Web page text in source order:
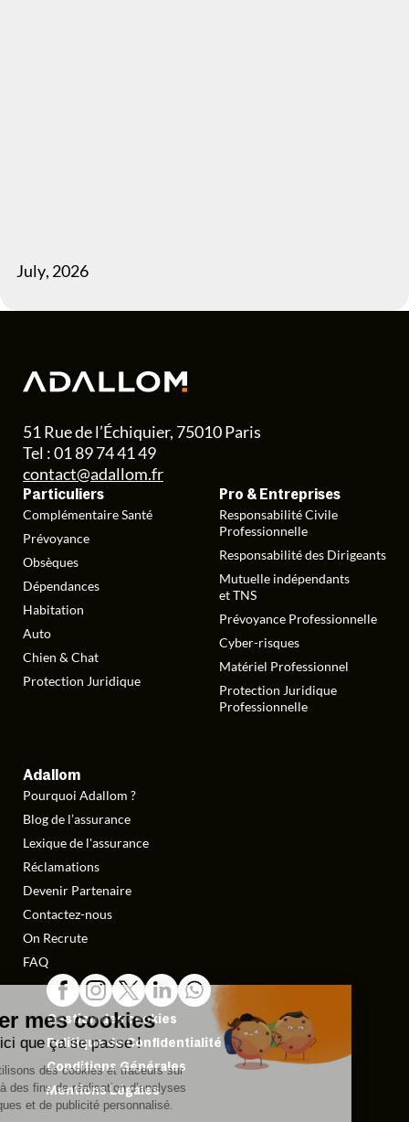
July, 2026
51 Rue de l’Échiquier, 75010 Paris
Tel : 01 89 74 41 49
contact@adallom.fr
Particuliers
Complémentaire Santé
Prévoyance
Obsèques
Dépendances
Habitation
Auto
Chien & Chat
Protection Juridique
Pro & Entreprises
Responsabilité Civile
Professionnelle
Responsabilité des Dirigeants
Mutuelle indépendants
et TNS
Prévoyance Professionnelle
Cyber-risques
Matériel Professionnel
Protection Juridique
Professionnelle
Adallom
Pourquoi Adallom ?
Blog de l’assurance
Lexique de l'assurance
Réclamations
Devenir Partenaire
Contactez-nous
On Recrute
FAQ
Gestion des cookies
Politique de Confidentialité
Conditions Générales
Mentions Légales